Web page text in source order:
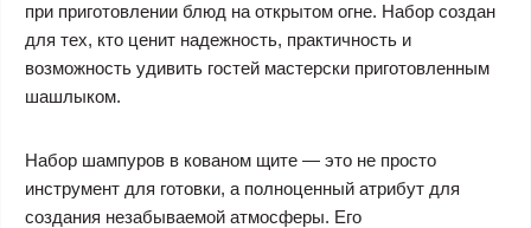
при приготовлении блюд на открытом огне. Набор создан
для тех, кто ценит надежность, практичность и
возможность удивить гостей мастерски приготовленным
шашлыком.
Набор шампуров в кованом щите — это не просто
инструмент для готовки, а полноценный атрибут для
создания незабываемой атмосферы. Его